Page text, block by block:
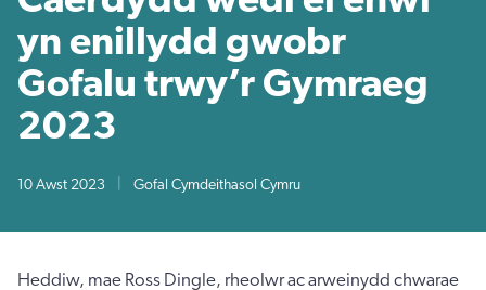
yn enillydd gwobr
Gofalu trwy’r Gymraeg
2023
10 Awst 2023 Gofal Cymdeithasol Cymru
Heddiw, mae Ross Dingle, rheolwr ac arweinydd chwarae